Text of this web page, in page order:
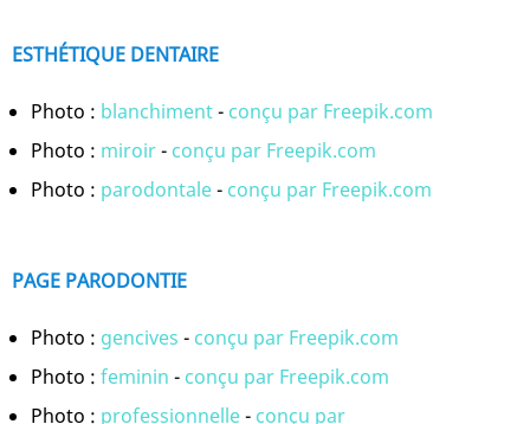
ESTHÉTIQUE DENTAIRE
Photo : blanchiment- conçu par Freepik.com
Photo : miroir- conçu par Freepik.com
Photo : parodontale- conçu par Freepik.com
PAGE PARODONTIE
Photo : gencives - conçu par Freepik.com
Photo : feminin - conçu par Freepik.com
Photo : professionnelle- conçu par